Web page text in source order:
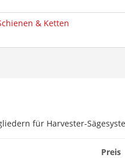
& Ketten
für Harvester-
Preis